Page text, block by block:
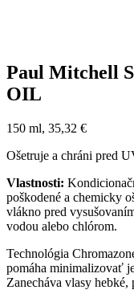
Paul Mitchell
OIL
150 ml, 35,32 €
Ošetruje a chráni pred
Vlastnosti:
poškodené a chemicky
vlákno pred
vodou alebo chlórom.
Technológia
pomáha minimalizovať
Zanecháva vlasy